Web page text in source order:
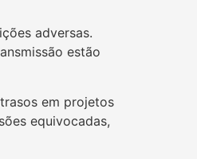
adversas.
estão
em projetos
equivocadas,